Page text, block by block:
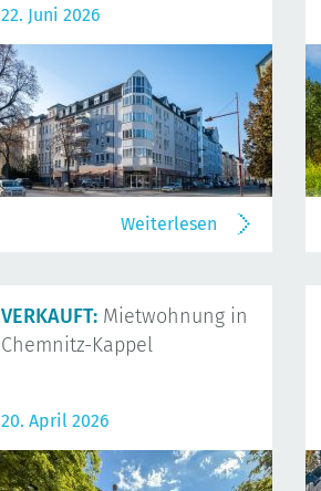
22. Juni 2026
Weiterlesen
VERKAUFT: Mietwohnung in
Chemnitz-Kappel
20. April 2026